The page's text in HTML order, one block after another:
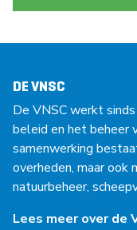
DE VNSC
De VNSC werkt
beleid en het beheer
samenwerking
overheden, maar
natuurbeheer,
Lees meer over de